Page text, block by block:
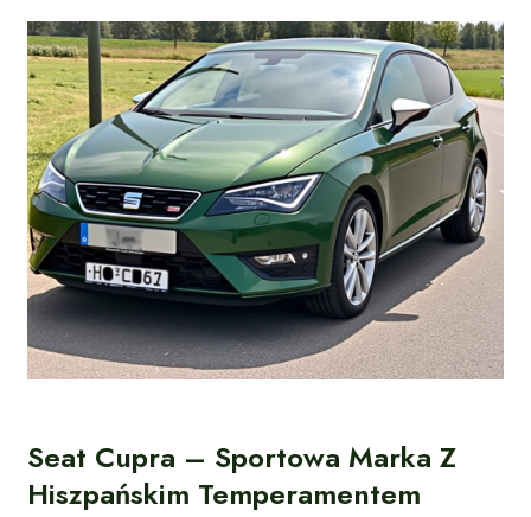
Seat Cupra – Sportowa Marka Z
Hiszpańskim Temperamentem